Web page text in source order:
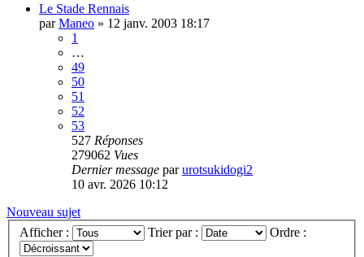
Le Stade Rennais
parManeo » 12 janv. 2003 18:17
1
…
49
50
51
52
53
527 Réponses
279062 Vues
Dernier message parurotsukidogi2
10 avr. 2026 10:12
Nouveau sujet
Afficher :
Trier par : Ordre :